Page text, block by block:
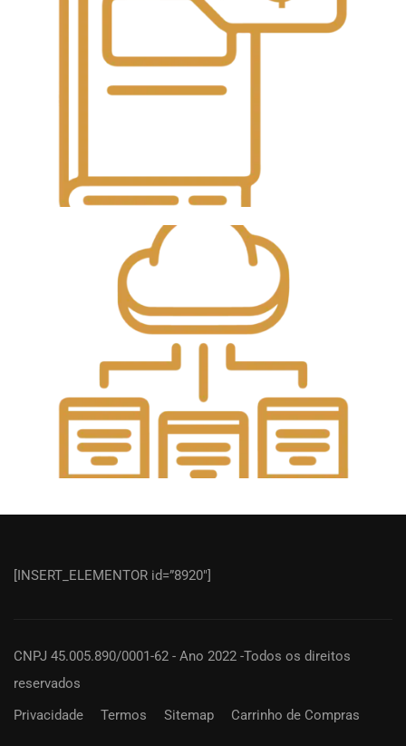
[INSERT_ELEMENTOR id=”8920″]
CNPJ 45.005.890/0001-62 - Ano 2022 -Todos os direitos
reservados
Privacidade
Termos Sitemap Carrinho de Compras